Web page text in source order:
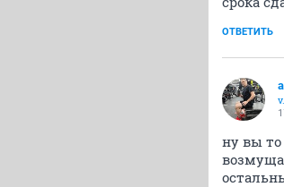
ОТВЕТИТЬ
ну вы то